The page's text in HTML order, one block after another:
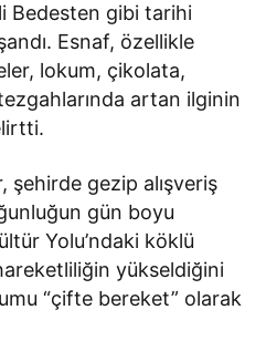
Bedesten gibi tarihi
Esnaf, özellikle
lokum, çikolata,
artan ilginin
şehirde gezip alışveriş
gün boyu
Yolu’ndaki köklü
yükseldiğini
“çifte bereket” olarak